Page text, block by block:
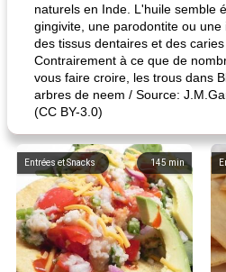
naturels en Inde. L'huile semble
gingivite, une parodontite ou
des tissus dentaires et des caries
Contrairement à ce que de
vous faire croire, les trous dans
arbres de neem / Source:
(CC BY-3.0)
145 min
Entrées et Snacks